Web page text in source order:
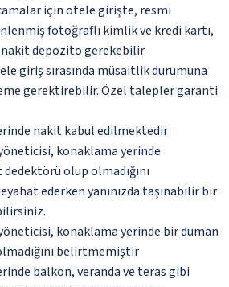
için otele girişte, resmi
fotoğraflı kimlik ve kredi kartı,
nakit depozito gerekebilir
giriş sırasında müsaitlik durumuna
gerektirebilir. Özel talepler garanti
nakit kabul edilmektedir
konaklama yerinde
olup olmadığını
ederken yanınızda taşınabilir bir
konaklama yerinde bir duman
belirtmemiştir
balkon, veranda ve teras gibi